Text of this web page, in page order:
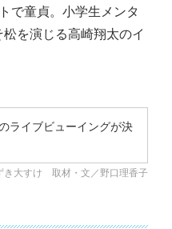
で童貞。小学生メンタ
を演じる高崎翔太のイ
ライブビューイングが決
き大すけ 取材・文／野口理香子